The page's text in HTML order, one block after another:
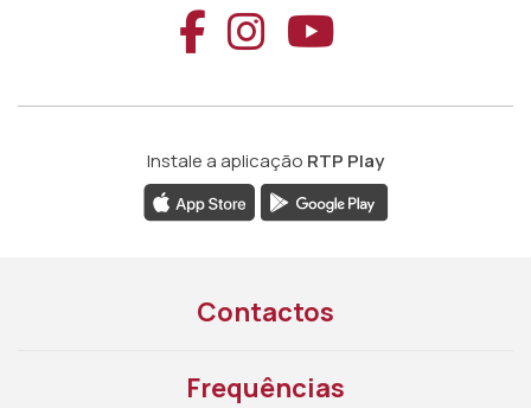
Aceder ao
Aceder ao
Aceder
Instale a aplicação RTP Play
Contactos
Frequências